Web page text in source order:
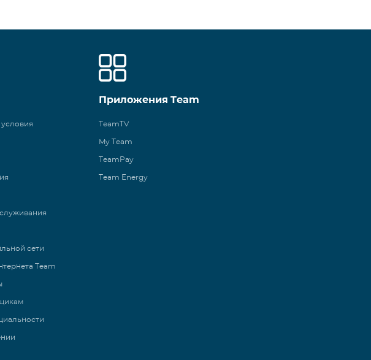
сети
Team
Приложения Team
TeamTV
My Team
TeamPay
Team Energy